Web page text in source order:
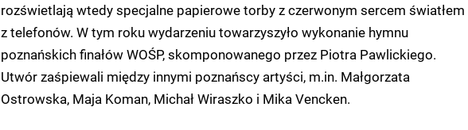
rozświetlają wtedy specjalne papierowe torby z czerwonym sercem światłem
z telefonów. W tym roku wydarzeniu towarzyszyło wykonanie hymnu
poznańskich finałów WOŚP, skomponowanego przez Piotra Pawlickiego.
Utwór zaśpiewali między innymi poznańscy artyści, m.in. Małgorzata
Ostrowska, Maja Koman, Michał Wiraszko i Mika Vencken.